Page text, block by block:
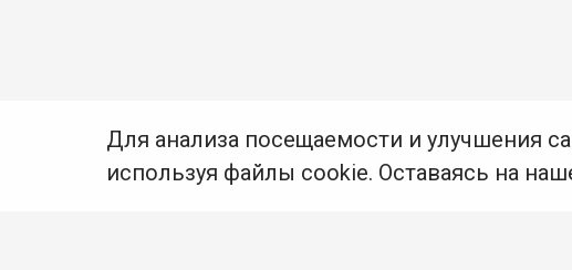
Для анализа посещаемости и улучшения
используя файлы cookie. Оставаясь на